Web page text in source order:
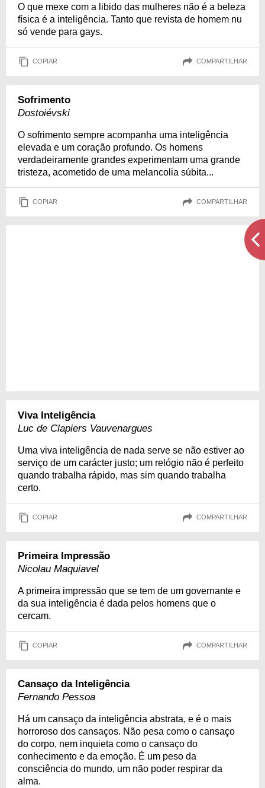
O que mexe com a libido das mulheres não é a beleza
física é a inteligência. Tanto que revista de homem nu
só vende para gays.
COPIAR COMPARTILHAR
Sofrimento
Dostoiévski
O sofrimento sempre acompanha uma inteligência
elevada e um coração profundo. Os homens
verdadeiramente grandes experimentam uma grande
tristeza, acometido de uma melancolia súbita...
COPIAR COMPARTILHAR
Viva Inteligência
Luc de Clapiers Vauvenargues
Uma viva inteligência de nada serve se não estiver ao
serviço de um carácter justo; um relógio não é perfeito
quando trabalha rápido, mas sim quando trabalha
certo.
COPIAR COMPARTILHAR
Primeira Impressão
Nicolau Maquiavel
A primeira impressão que se tem de um governante e
da sua inteligência é dada pelos homens que o
cercam.
COPIAR COMPARTILHAR
Cansaço da Inteligência
Fernando Pessoa
Há um cansaço da inteligência abstrata, e é o mais
horroroso dos cansaços. Não pesa como o cansaço
do corpo, nem inquieta como o cansaço do
conhecimento e da emoção. É um peso da
consciência do mundo, um não poder respirar da
alma.